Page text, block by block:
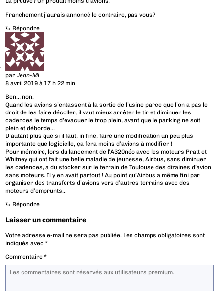
Franchement j’aurais annoncé le contraire, pas vous?
⮑ Répondre
parJean-Mi
8 avril 2019 à 17 h 22 min
Ben… non.
Quand les avions s’entassent à la sortie de l’usine parce que l’on a pas le
droit de les faire décoller, il vaut mieux arrêter le tir et diminuer les
cadences le temps d’évacuer le trop plein, avant que le parking ne soit
plein et déborde…
D’autant plus que si il faut, in fine, faire une modification un peu plus
importante que logicielle, ça fera moins d’avions à modifier !
Pour mémoire, lors du lancement de l’A320néo avec les moteurs Pratt et
Whitney qui ont fait une belle maladie de jeunesse, Airbus, sans diminuer
les cadences, a du stocker sur le terrain de Toulouse des dizaines d’avion
sans moteurs. Il y en avait partout ! Au point qu’Airbus a même fini par
organiser des transferts d’avions vers d’autres terrains avec des
moteurs d’emprunts…
⮑ Répondre
Laisser un commentaire
Votre adresse e-mail ne sera pas publiée. Les champs obligatoires sont
indiqués avec*
Commentaire*